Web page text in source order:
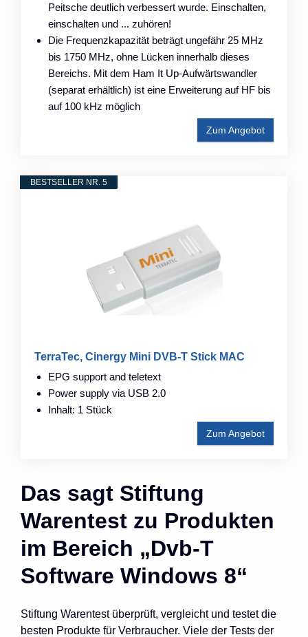
Peitsche deutlich verbessert wurde. Einschalten,
einschalten und ... zuhören!
Die Frequenzkapazität beträgt ungefähr 25 MHz
bis 1750 MHz, ohne Lücken innerhalb dieses
Bereichs. Mit dem Ham It Up-Aufwärtswandler
(separat erhältlich) ist eine Erweiterung auf HF bis
auf 100 kHz möglich
Zum Angebot
BESTSELLER NR. 5
TerraTec, Cinergy Mini DVB-T Stick MAC
EPG support and teletext
Power supply via USB 2.0
Inhalt: 1 Stück
Zum Angebot
Das sagt Stiftung
Warentest zu Produkten
im Bereich „Dvb-T
Software Windows 8“
Stiftung Warentest überprüft, vergleicht und testet die
besten Produkte für Verbraucher. Viele der Tests der